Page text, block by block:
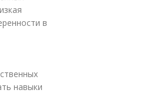
в
навыки